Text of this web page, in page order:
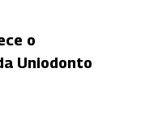
o
Uniodonto